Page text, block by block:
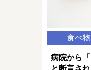
食べ物
病院から「
と断言さ